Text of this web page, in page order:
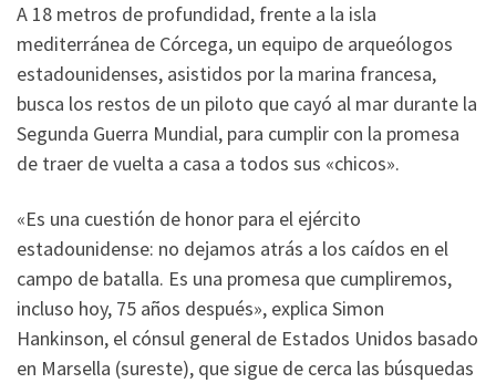
A 18 metros de profundidad, frente a la isla
mediterránea de Córcega, un equipo de arqueólogos
estadounidenses, asistidos por la marina francesa,
busca los restos de un piloto que cayó al mar durante la
Segunda Guerra Mundial, para cumplir con la promesa
de traer de vuelta a casa a todos sus «chicos».
«Es una cuestión de honor para el ejército
estadounidense: no dejamos atrás a los caídos en el
campo de batalla. Es una promesa que cumpliremos,
incluso hoy, 75 años después», explica Simon
Hankinson, el cónsul general de Estados Unidos basado
en Marsella (sureste), que sigue de cerca las búsquedas